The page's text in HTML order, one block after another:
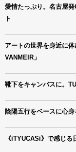
愛情たっぷり。名古屋
ト
アートの世界を身近に
VANMEIR」
靴下をキャンバスに。
陰陽五行をベースに心
《iTYUCASi》で感じ